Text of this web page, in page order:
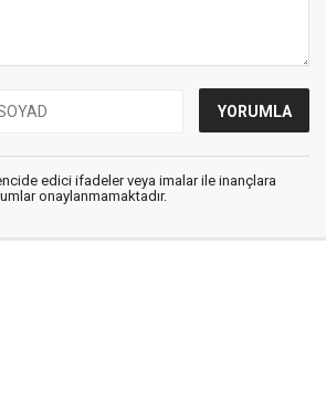
edici ifadeler veya imalar ile inançlara
onaylanmamaktadır.